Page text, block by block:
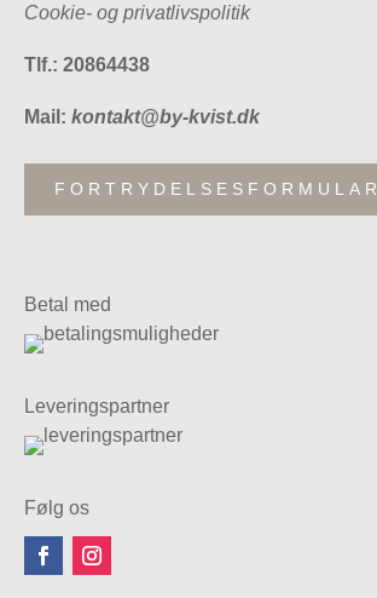
Cookie- og privatlivspolitik
Tlf.: 20864438
Mail: kontakt@by-kvist.dk
FORTRYDELSESFORMULAR
Betal med
Leveringspartner
Følg os